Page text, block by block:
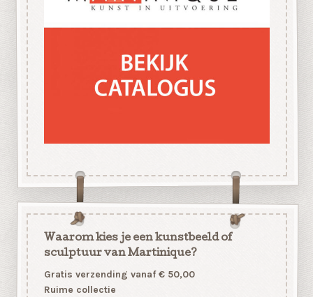
Waarom kies je een kunstbeeld of
sculptuur van Martinique?
Gratis verzending vanaf € 50,00
Ruime collectie